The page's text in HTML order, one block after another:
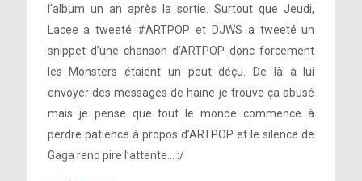
l’album un an après la sortie. Surtout que Jeudi,
Lacee a tweeté #ARTPOP et DJWS a tweeté un
snippet d’une chanson d’ARTPOP donc forcement
les Monsters étaient un peut déçu. De là à lui
envoyer des messages de haine je trouve ça abusé
mais je pense que tout le monde commence à
perdre patience à propos d’ARTPOP et le silence de
Gaga rend pire l’attente… :/